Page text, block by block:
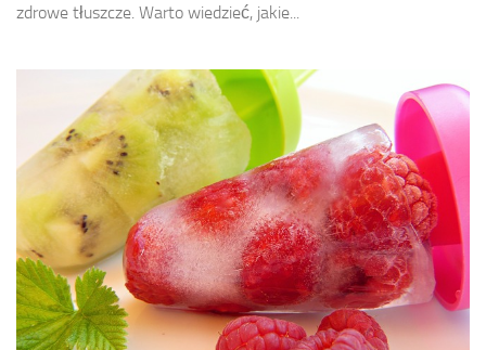
zdrowe tłuszcze. Warto wiedzieć, jakie...